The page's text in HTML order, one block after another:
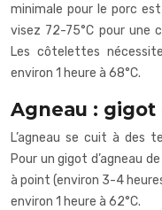
minimale pour le porc
visez 72-75°C pour une
Les côtelettes
environ 1 heure à 68°C.
Agneau :
L’agneau se cuit à des
Pour un gigot d’agneau
à point (environ 3-4
environ 1 heure à 62°C.